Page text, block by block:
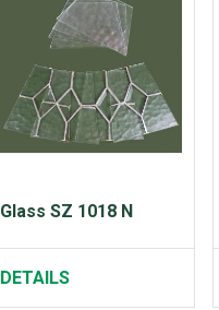
Glass SZ 1018 N
DETAILS